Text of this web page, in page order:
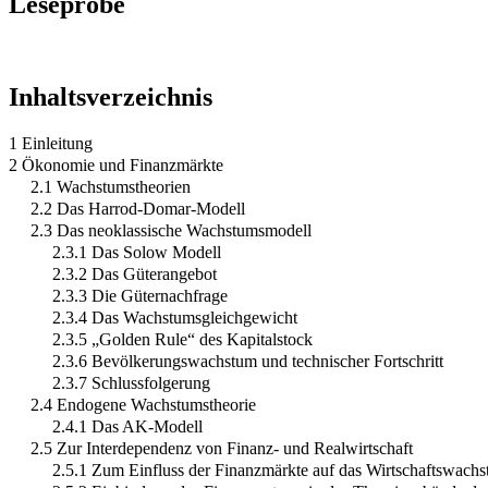
Inhaltsverzeichnis
1 Einleitung
2 Ökonomie und Finanzmärkte
2.1 Wachstumstheorien
2.2 Das Harrod-Domar-Modell
2.3 Das neoklassische Wachstumsmodell
2.3.1 Das Solow Modell
2.3.2 Das Güterangebot
2.3.3 Die Güternachfrage
2.3.4 Das Wachstumsgleichgewicht
2.3.5 „Golden Rule“ des Kapitalstock
2.3.6 Bevölkerungswachstum und technischer Fortschritt
2.3.7 Schlussfolgerung
2.4 Endogene Wachstumstheorie
2.4.1 Das AK-Modell
2.5 Zur Interdependenz von Finanz- und Realwirtschaft
2.5.1 Zum Einfluss der Finanzmärkte auf das